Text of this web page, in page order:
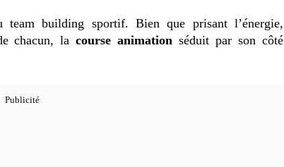
building sportif. Bien que prisant l’énergie,
chacun, lacourse animation séduit par son côté